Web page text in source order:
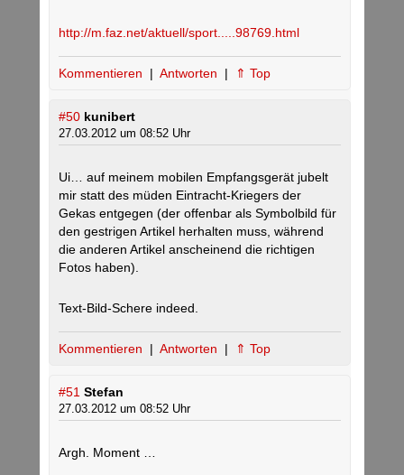
http://m.faz.net/aktuell/sport.....98769.html
Kommentieren | Antworten | ⇑ Top
#50 kunibert
27.03.2012 um 08:52 Uhr
Ui… auf meinem mobilen Empfangsgerät jubelt
mir statt des müden Eintracht-Kriegers der
Gekas entgegen (der offenbar als Symbolbild für
den gestrigen Artikel herhalten muss, während
die anderen Artikel anscheinend die richtigen
Fotos haben).
Text-Bild-Schere indeed.
Kommentieren | Antworten | ⇑ Top
#51 Stefan
27.03.2012 um 08:52 Uhr
Argh. Moment …